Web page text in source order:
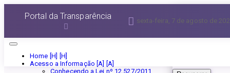
Home [H]
Acesso a Informação [A]
Conhecendo a Lei nº 12.527/2011
Portal da Transparência sexta-feira, 7 de agosto de